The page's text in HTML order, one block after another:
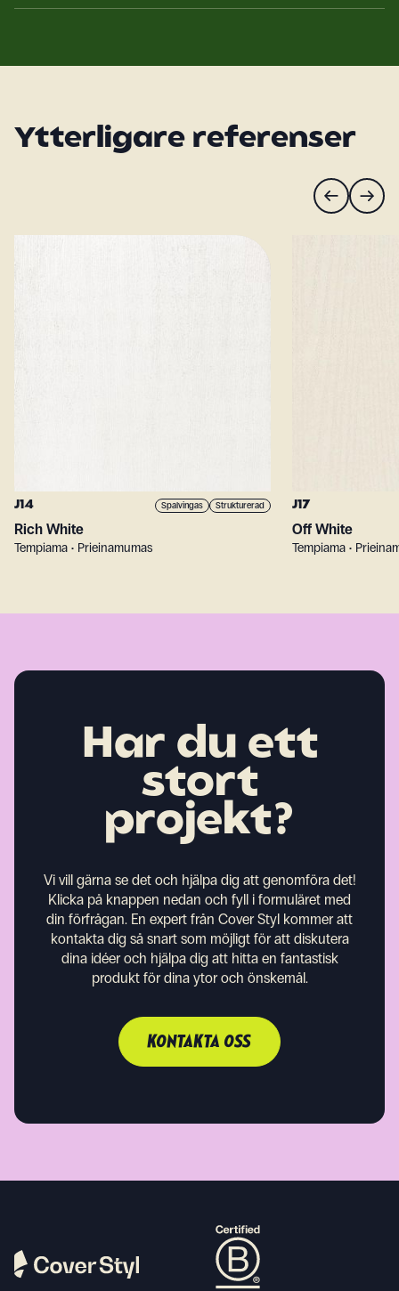
Ytterligare referenser
J14 Spalvingas Strukturerad
Rich White
Tempiama • Prieinamumas
J17
Off White
Tempiama •
Har du ett
stort
projekt?
Vi vill gärna se det och hjälpa dig att genomföra det!
Klicka på knappen nedan och fyll i formuläret med
din förfrågan. En expert från Cover Styl kommer att
kontakta dig så snart som möjligt för att diskutera
dina idéer och hjälpa dig att hitta en fantastisk
produkt för dina ytor och önskemål.
KONTAKTA OSS